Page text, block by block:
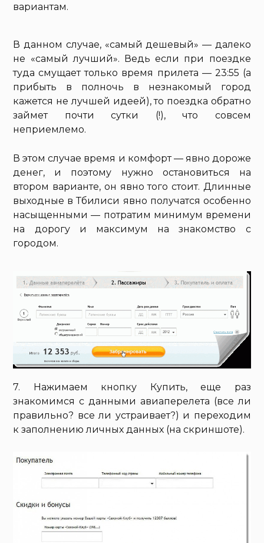
вариантам.
В данном случае, «самый дешевый» — далеко
не «самый лучший». Ведь если при поездке
туда смущает только время прилета — 23:55 (а
прибыть в полночь в незнакомый город
кажется не лучшей идеей), то поездка обратно
займет почти сутки (!), что совсем
неприемлемо.
В этом случае время и комфорт — явно дороже
денег, и поэтому нужно остановиться на
втором варианте, он явно того стоит. Длинные
выходные в Тбилиси явно получатся особенно
насыщенными — потратим минимум времени
на дорогу и максимум на знакомство с
городом.
7. Нажимаем кнопку Купить, еще раз
знакомимся с данными авиаперелета (все ли
правильно? все ли устраивает?) и переходим
к заполнению личных данных (на скриншоте).